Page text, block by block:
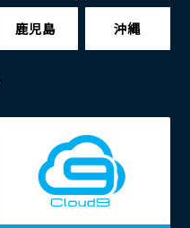
鹿児島 沖縄